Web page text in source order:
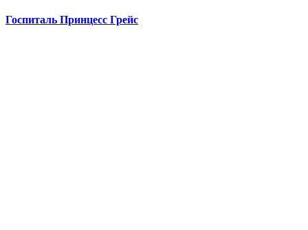
Госпиталь Принцесс Грейс